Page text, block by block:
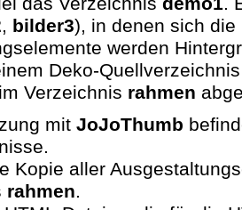
, bilder3), in denen sich
werden
Deko-
Verzeichnis rahmen
mit JoJoThumb
Kopie aller
rahmen.